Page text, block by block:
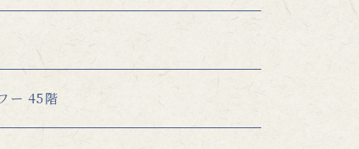
ー 45階